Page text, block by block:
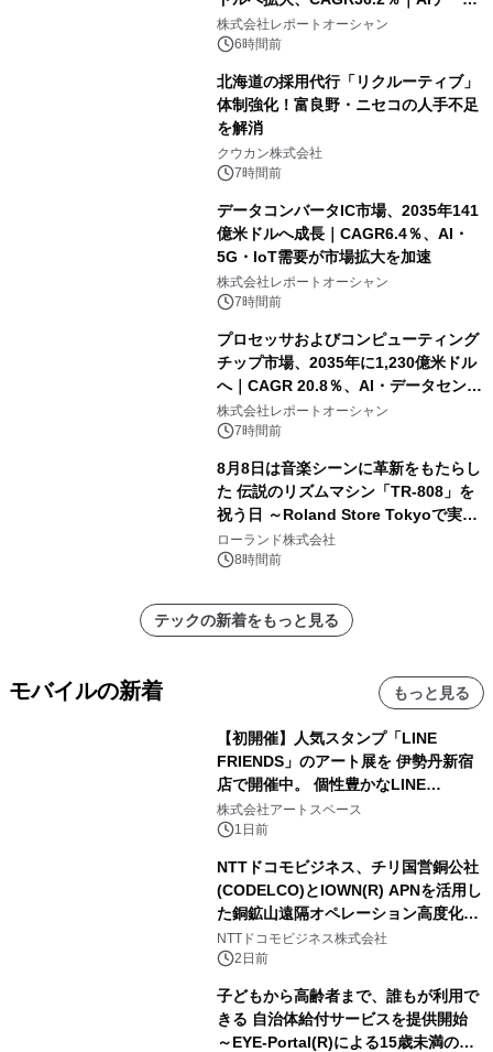
センター・高速光通信需要が成長を加
速
株式会社レポートオーシャン
6時間前
北海道の採用代行「リクルーティブ」
体制強化！富良野・ニセコの人手不足
を解消
クウカン株式会社
7時間前
データコンバータIC市場、2035年141
億米ドルへ成長｜CAGR6.4％、AI・
5G・IoT需要が市場拡大を加速
株式会社レポートオーシャン
7時間前
プロセッサおよびコンピューティング
チップ市場、2035年に1,230億米ドル
へ｜CAGR 20.8％、AI・データセンタ
ー需要が成長を牽引
株式会社レポートオーシャン
7時間前
8月8日は音楽シーンに革新をもたらし
た 伝説のリズムマシン「TR-808」を
祝う日 ～Roland Store Tokyoで実機
を展示しての 記念キャンペーンを開
催 英国ラジオ「NTS」の 特別プログ
アーティストを フィーチャーしたアニ
メーションを公開～
ローランド株式会社
8時間前
テックの新着をもっと見る
モバイルの新着 もっと見る
【初開催】人気スタンプ「LINE
FRIENDS」のアート展を 伊勢丹新宿
店で開催中。 個性豊かなLINE
FRIENDSの仲間たちが インテリアア
ートとして新たな魅力を発信。
株式会社アートスペース
1日前
NTTドコモビジネス、チリ国営銅公社
(CODELCO)とIOWN(R) APNを活用し
た銅鉱山遠隔オペレーション高度化に
向けた調査・実証を開始
NTTドコモビジネス株式会社
2日前
子どもから高齢者まで、誰もが利用で
きる 自治体給付サービスを提供開始
～EYE-Portal(R)による15歳未満の本